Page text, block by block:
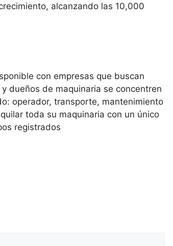
alcanzando las 10,000
con empresas que buscan
dueños de maquinaria se concentren
operador, transporte, mantenimiento
toda su maquinaria con un único
registrados